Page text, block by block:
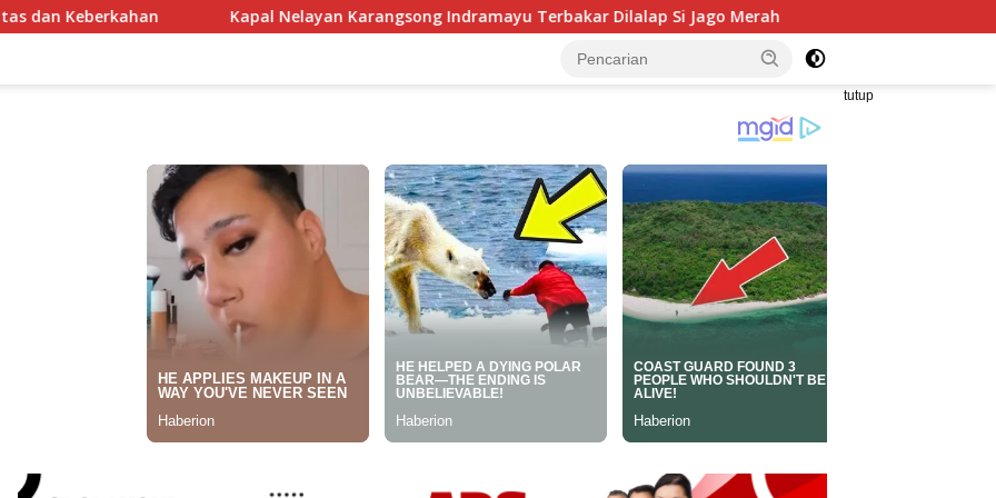
Kapal Nelayan Karangsong Indramayu Terbakar Dilalap Si Jago Merah Anggota DPRD Jabar Hilal Hilmawan Gelar
tutup